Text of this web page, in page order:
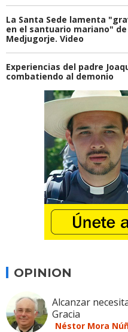
La Santa Sede lamenta
en el santuario mariano"
Medjugorje. Video
Experiencias del padre
combatiendo al demonio
OPINION
Alcanzar
Gracia
Néstor Mora